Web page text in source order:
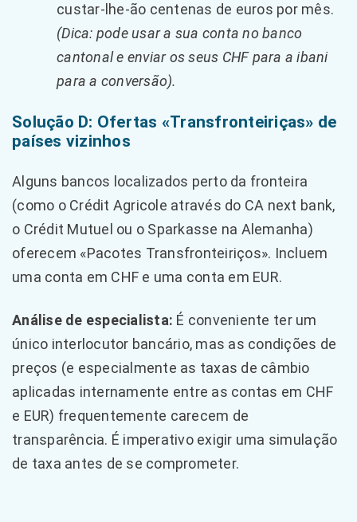
custar-lhe-ão centenas de euros por mês.
(Dica: pode usar a sua conta no banco
cantonal e enviar os seus CHF para a ibani
para a conversão).
Solução D: Ofertas «Transfronteiriças» de
países vizinhos
Alguns bancos localizados perto da fronteira
(como o Crédit Agricole através do CA next bank,
o Crédit Mutuel ou o Sparkasse na Alemanha)
oferecem «Pacotes Transfronteiriços». Incluem
uma conta em CHF e uma conta em EUR.
Análise de especialista: É conveniente ter um
único interlocutor bancário, mas as condições de
preços (e especialmente as taxas de câmbio
aplicadas internamente entre as contas em CHF
e EUR) frequentemente carecem de
transparência. É imperativo exigir uma simulação
de taxa antes de se comprometer.